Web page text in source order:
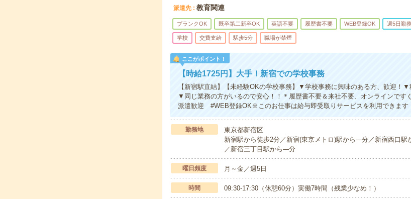
派遣先 教育関連
ブランクOK 既卒第二新卒OK 英語不要 履歴書不要 WEB登録OK 週5日勤
学校 交費支給 駅歩5分 職場が禁煙
ここがポイント！
【時給1725円】大手！新宿での学校事務
【新宿駅直結】【未経験OKの学校事務】▼学校事務に興味のある方、歓迎！▼
▼同じ業務の方がいるので安心！！＊履歴書不要＆来社不要、オンラインで
派遣歓迎 #WEB登録OK※このお仕事は給与即受取りサービスを利用できます
勤務地
東京都新宿区
新宿駅から徒歩2分／新宿(東京メトロ)駅から---分／新宿西口駅
／新宿三丁目駅から---分
曜日頻度 月～金／週5日
時間 09:30-17:30（休憩60分）実働7時間（残業少なめ！）